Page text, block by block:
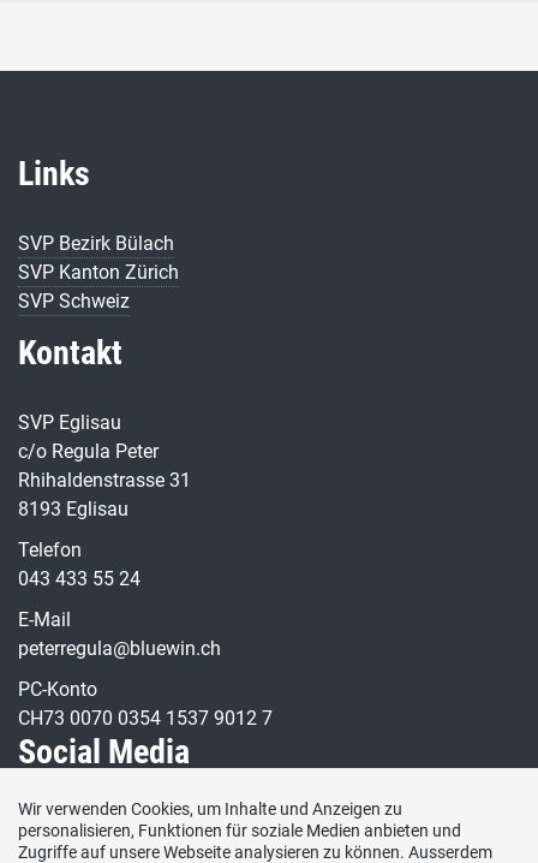
Links
SVP Bezirk Bülach
SVP Kanton Zürich
SVP Schweiz
Kontakt
SVP Eglisau
c/o Regula Peter
Rhihaldenstrasse 31
8193 Eglisau
Telefon
043 433 55 24
E-Mail
peterregula@bluewin.ch
PC-Konto
CH73 0070 0354 1537 9012 7
Social Media
Besuchen Sie uns bei:
Wir verwenden Cookies, um Inhalte und Anzeigen zu
personalisieren, Funktionen für soziale Medien anbieten und
Zugriffe auf unsere Webseite analysieren zu können. Ausserdem